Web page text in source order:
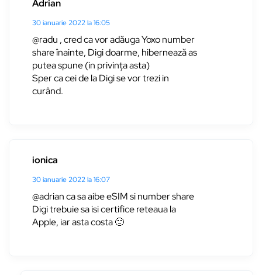
Adrian
30 ianuarie 2022 la 16:05
@radu , cred ca vor adăuga Yoxo number
share înainte, Digi doarme, hibernează as
putea spune (in privința asta)
Sper ca cei de la Digi se vor trezi in
curând.
ionica
30 ianuarie 2022 la 16:07
@adrian ca sa aibe eSIM si number share
Digi trebuie sa isi certifice reteaua la
Apple, iar asta costa 🙂